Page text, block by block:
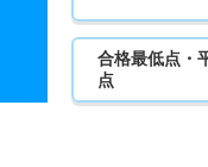
合格最低点・
点